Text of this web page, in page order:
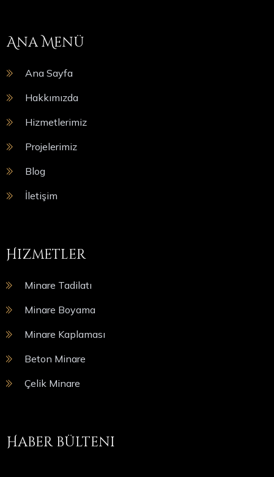
Ana Menü
Ana Sayfa
Hakkımızda
Hizmetlerimiz
Projelerimiz
Blog
İletişim
Hizmetler
Minare Tadilatı
Minare Boyama
Minare Kaplaması
Beton Minare
Çelik Minare
Haber bülteni